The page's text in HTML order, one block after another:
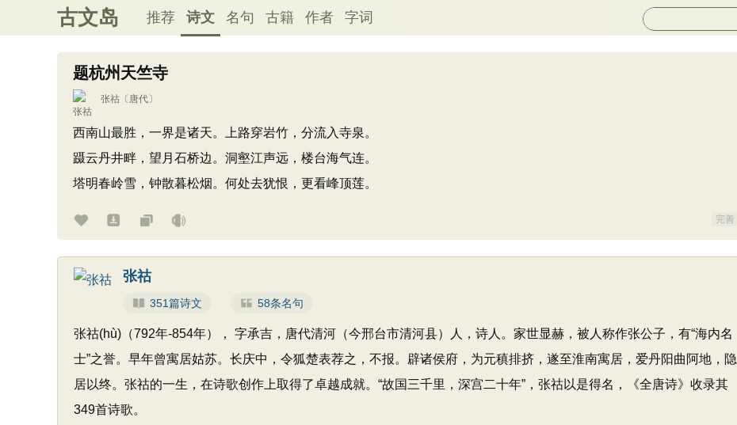
古文岛 推荐 诗文 名句 古籍 作者 字词
题杭州天竺寺
张祜 〔唐代〕
西南山最胜，一界是诸天。上路穿岩竹，分流入寺泉。
蹑云丹井畔，望月石桥边。洞壑江声远，楼台海气连。
塔明春岭雪，钟散暮松烟。何处去犹恨，更看峰顶莲。
完善
张祜
351篇诗文 58条名句
张祜(hù)（792年-854年）， 字承吉，唐代清河（今邢台市清河县）人，诗人。家世显赫，被人称作张公子，有“海内名
士”之誉。早年曾寓居姑苏。长庆中，令狐楚表荐之，不报。辟诸侯府，为元稹排挤，遂至淮南寓居，爱丹阳曲阿地，隐
居以终。张祜的一生，在诗歌创作上取得了卓越成就。“故国三千里，深宫二十年”，张祜以是得名，《全唐诗》收录其
349首诗歌。